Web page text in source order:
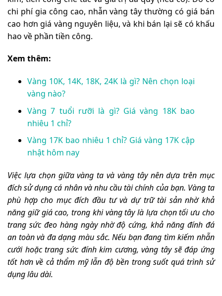
chi phí gia công cao, nhẫn vàng tây thường có giá bán
cao hơn giá vàng nguyên liệu, và khi bán lại sẽ có khấu
hao về phần tiền công.
Xem thêm:
Vàng 10K, 14K, 18K, 24K là gì? Nên chọn loại
vàng nào?
Vàng 7 tuổi rưỡi là gì? Giá vàng 18K bao
nhiêu 1 chỉ?
Vàng 17K bao nhiêu 1 chỉ? Giá vàng 17K cập
nhật hôm nay
Việc lựa chọn giữa vàng ta và vàng tây nên dựa trên mục
đích sử dụng cá nhân và nhu cầu tài chính của bạn. Vàng ta
phù hợp cho mục đích đầu tư và dự trữ tài sản nhờ khả
năng giữ giá cao, trong khi vàng tây là lựa chọn tối ưu cho
trang sức đeo hàng ngày nhờ độ cứng, khả năng đính đá
an toàn và đa dạng màu sắc. Nếu bạn đang tìm kiếm nhẫn
cưới hoặc trang sức đính kim cương, vàng tây sẽ đáp ứng
tốt hơn về cả thẩm mỹ lẫn độ bền trong suốt quá trình sử
dụng lâu dài.